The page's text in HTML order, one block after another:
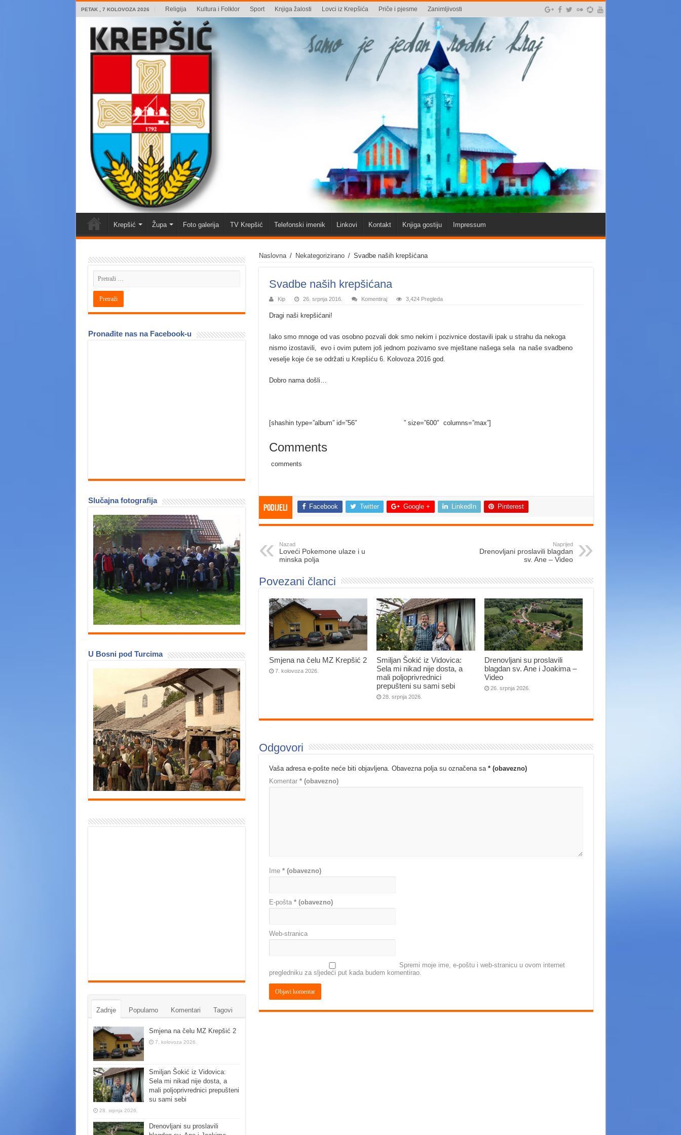
PETAK , 7 KOLOVOZA 2026 Religija Kultura i Folklor Sport Knjiga žalosti Lovci iz Krepšića Priče i pjesme Zanimljivosti
Krepšić Župa Foto galerija TV Krepšić Telefonski imenik Linkovi Kontakt Knjiga gostiju Impressum
Naslovna / Nekategorizirano / Svadbe naših krepšićana
Svadbe naših krepšićana
Kip 26. srpnja 2016. Komentiraj 3,424 Pregleda
Dragi naši krepšićani!
Iako smo mnoge od vas osobno pozvali dok smo nekim i pozivnice dostavili ipak u strahu da nekoga
nismo izostavili, evo i ovim putem još jednom pozivamo sve mještane našega sela na naše svadbeno
veselje koje će se održati u Krepšiću 6. Kolovoza 2016 god.
Dobro nama došli…
[shashin type=”album” id=”56″ ” size=”600″ columns=”max”]
Comments
comments
Podijeli Facebook Twitter Google + LinkedIn Pinterest
Nazad
Loveći Pokemone ulaze i u
minska polja
Naprijed
Drenovljani proslavili blagdan
sv. Ane – Video
Povezani članci
Smjena na čelu MZ Krepšić 2
7. kolovoza 2026.
Smiljan Šokić iz Vidovica:
Sela mi nikad nije dosta, a
mali poljoprivrednici
prepušteni su sami sebi
28. srpnja 2026.
Drenovljani su proslavili
blagdan sv. Ane i Joakima –
Video
26. srpnja 2026.
Odgovori
Vaša adresa e-pošte neće biti objavljena. Obavezna polja su označena sa * (obavezno)
Komentar * (obavezno)
Ime * (obavezno)
E-pošta * (obavezno)
Web-stranica
Spremi moje ime, e-poštu i web-stranicu u ovom internet
pregledniku za sljedeći put kada budem komentirao.
Pronađite nas na Facebook-u
Slučajna fotografija
U Bosni pod Turcima
Zadnje Popularno Komentari Tagovi
Smjena na čelu MZ Krepšić 2
7. kolovoza 2026.
Smiljan Šokić iz Vidovica:
Sela mi nikad nije dosta, a
mali poljoprivrednici prepušteni
su sami sebi
28. srpnja 2026.
Drenovljani su proslavili